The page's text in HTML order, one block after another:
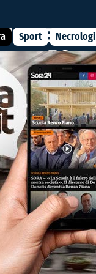
Sport Necrologi